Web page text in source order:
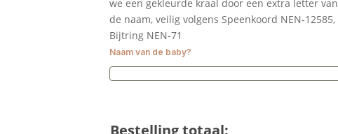
we een gekleurde kraal door een extra letter van
de naam, veilig volgens Speenkoord NEN-12585,
Bijtring NEN-71
Naam van de baby?
Bestelling totaal: